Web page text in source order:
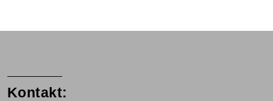
Kontakt: